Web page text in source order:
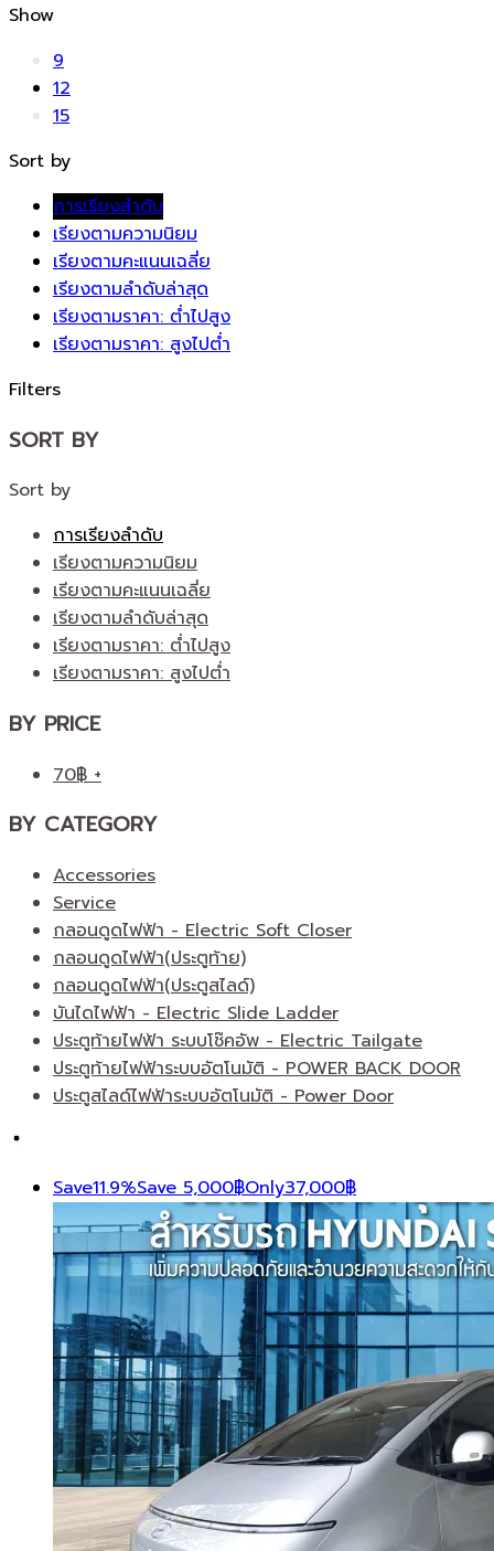
Show
9
12
15
Sort by
การเรียงลำดับ
เรียงตามความนิยม
เรียงตามคะแนนเฉลี่ย
เรียงตามลำดับล่าสุด
เรียงตามราคา: ต่ำไปสูง
เรียงตามราคา: สูงไปต่ำ
Filters
SORT BY
Sort by
การเรียงลำดับ
เรียงตามความนิยม
เรียงตามคะแนนเฉลี่ย
เรียงตามลำดับล่าสุด
เรียงตามราคา: ต่ำไปสูง
เรียงตามราคา: สูงไปต่ำ
BY PRICE
70฿ +
BY CATEGORY
Accessories
Service
กลอนดูดไฟฟ้า - Electric Soft Closer
กลอนดูดไฟฟ้า(ประตูท้าย)
กลอนดูดไฟฟ้า(ประตูสไลด์)
บันไดไฟฟ้า - Electric Slide Ladder
ประตูท้ายไฟฟ้า ระบบโช๊คอัพ - Electric Tailgate
ประตูท้ายไฟฟ้าระบบอัตโนมัติ - POWER BACK DOOR
ประตูสไลด์ไฟฟ้าระบบอัตโนมัติ - Power Door
Save11.9%Save 5,000฿Only37,000฿